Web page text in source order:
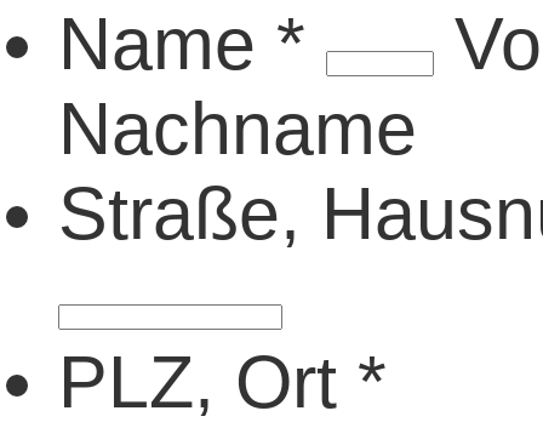
Name *
Nachname
Straße,
PLZ, Ort *